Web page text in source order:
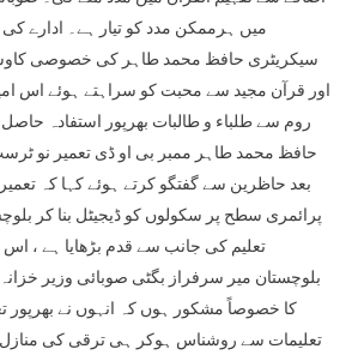
میں ہرممکن مدد کو تیار ہے۔ ادارے
سیکریٹری حافظ محمد طاہر کی خصوصی
اور قرآن مجید سے محبت کو سراہتے ہوئے اس
روم سے طلباء و طالبات بھرپور استفادہ
حافظ محمد طاہر ممبر بی او ڈی تعمیر نو
بعد حاظرین سے گفتگو کرتے ہوئے کہا کہ
پرائمری سطح پر سکولوں کو ڈیجیٹل بنا کر
تعلیم کی جانب سے قدم بڑھایا ہے ،
بلوچستان میر سرفراز بگٹی صوبائی وزیر
کا خصوصاً مشکور ہوں کہ انہوں نے بھرپور
تعلیمات سے روشناس ہوکر ہی ترقی کی منازل